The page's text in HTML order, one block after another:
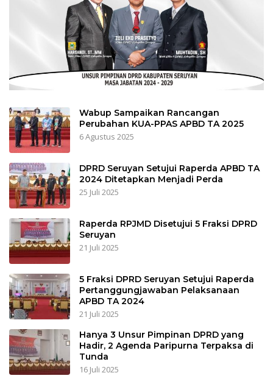
Wabup Sampaikan Rancangan
Perubahan KUA-PPAS APBD TA 2025
6 Agustus 2025
DPRD Seruyan Setujui Raperda APBD TA
2024 Ditetapkan Menjadi Perda
25 Juli 2025
Raperda RPJMD Disetujui 5 Fraksi DPRD
Seruyan
21 Juli 2025
5 Fraksi DPRD Seruyan Setujui Raperda
Pertanggungjawaban Pelaksanaan
APBD TA 2024
21 Juli 2025
Hanya 3 Unsur Pimpinan DPRD yang
Hadir, 2 Agenda Paripurna Terpaksa di
Tunda
16 Juli 2025